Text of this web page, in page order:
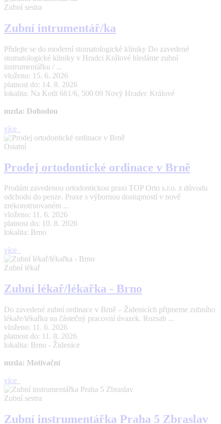
Zubní sestra
Zubní intrumentář/ka
Přidejte se do moderní stomatologické kliniky Do zavedené
stomatologické kliniky v Hradci Králové hledáme zubní
instrumentářku / ...
vloženo: 15. 6. 2026
platnost do: 14. 8. 2026
lokalita: Na Kotli 661/6, 500 09 Nový Hradec Králové
mzda: Dohodou
více
Ostatní
Prodej ortodontické ordinace v Brně
Prodám zavedenou ortodontickou praxi TOP Orto s.r.o. z důvodu
odchodu do penze. Praxe s výbornou dostupností v nově
zrekonstruovaném ...
vloženo: 11. 6. 2026
platnost do: 10. 8. 2026
lokalita: Brno
více
Zubní lékař
Zubní lékař/lékařka - Brno
Do zavedené zubní ordinace v Brně – Židenicích přijmeme zubního
lékaře/lékařku na částečný pracovní úvazek. Rozsah ...
vloženo: 11. 6. 2026
platnost do: 11. 8. 2026
lokalita: Brno - Židenice
mzda: Motivační
více
Zubní sestra
Zubní instrumentářka Praha 5 Zbraslav